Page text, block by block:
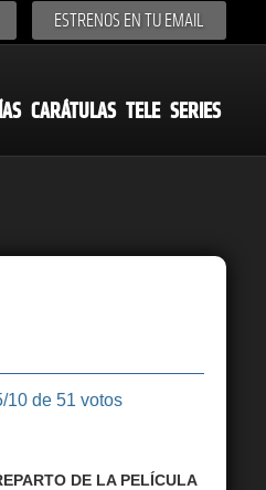
ESTRENOS EN TU EMAIL
CARÁTULAS TELE SERIES
10 de 51 votos
DE LA PELÍCULA